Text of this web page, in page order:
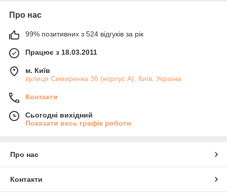
Про нас
99% позитивних з 524 відгуків за рік
Працює з 18.03.2011
м. Київ
вулиця Симиренка 36 (корпус А), Київ, Україна
Контакти
Сьогодні вихідний
Показати весь графік роботи
Про нас
Контакти